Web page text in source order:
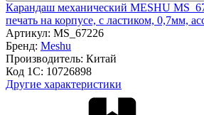
Карандаш механический MESHU
печать на корпусе, с ластиком, 0,7мм,
Артикул: MS_67226
Бренд: Meshu
Производитель: Китай
Код 1С: 10726898
Другие характеристики